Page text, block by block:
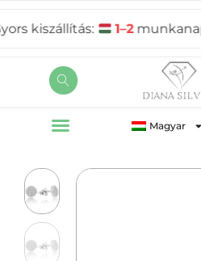
Magyar
kiszállítás: 1–2munkanap •